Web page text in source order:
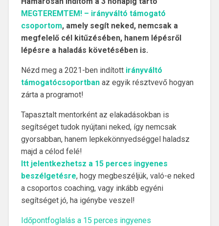
MEGTEREMTEM! – irányváltó támogató
csoportom, amely segít neked, nemcsak a
megfelelő cél kitűzésében, hanem lépésről
lépésre a haladás követésében is.
Nézd meg a 2021-ben indított irányváltó
támogatócsoportbanaz egyik résztvevő hogyan
zárta a programot!
Tapasztalt mentorként az elakadásokban is
segítséget tudok nyújtani neked, így nemcsak
gyorsabban, hanem lepkekönnyedséggel haladsz
majd a célod felé!
Itt jelentkezhetsz a 15 perces ingyenes
beszélgetésre, hogy megbeszéljük, való-e neked
a csoportos coaching, vagy inkább egyéni
segítséget jó, ha igénybe veszel!
Időpontfoglalás a 15 perces ingyenes